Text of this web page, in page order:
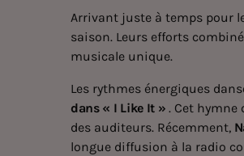
Arrivant juste à temps pour
saison. Leurs efforts
musicale unique.
Les rythmes énergiques
dans « I Like It» . Cet
des auditeurs. Récemment,
longue diffusion à la radio